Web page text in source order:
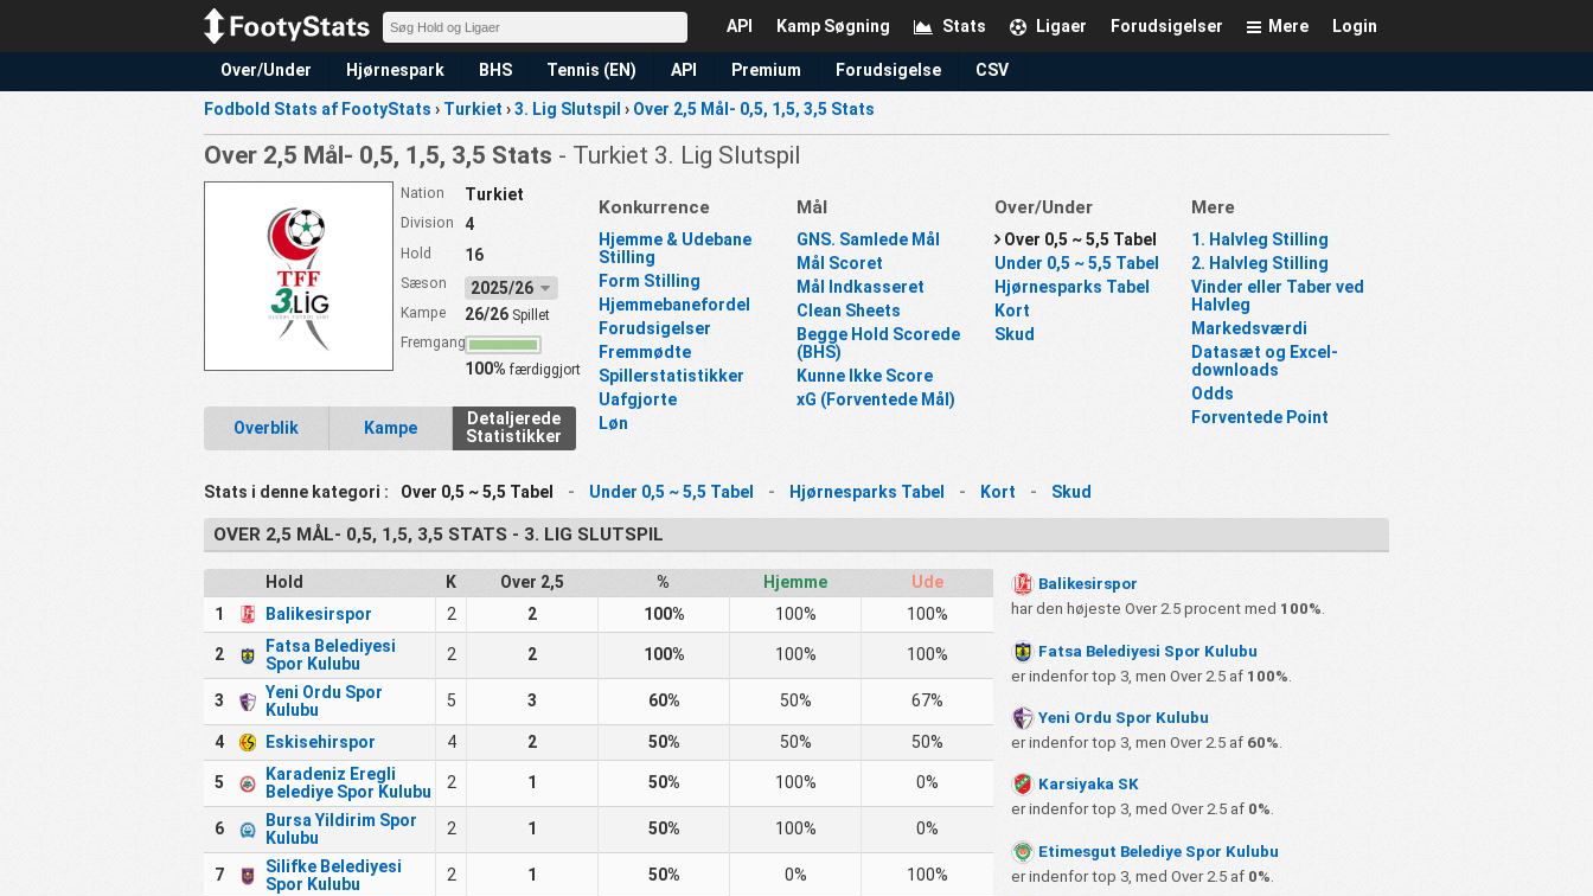
Login
Mere
Forudsigelser
Ligaer
Stats
Kamp Søgning
API
Over/Under Hjørnespark BHS Tennis (EN) API Premium Forudsigelse CSV
Fodbold Stats af FootyStats › Turkiet ›3. Lig Slutspil › Over 2,5 Mål- 0,5, 1,5, 3,5 Stats
Over 2,5 Mål- 0,5, 1,5, 3,5 Stats - Turkiet 3. Lig Slutspil
Nation Turkiet
Division 4
Hold 16
Sæson 2025/26
Kampe 26/26Spillet
Fremgang
100% færdiggjort
Overblik Kampe
Detaljerede
Statistikker
Konkurrence
Hjemme & Udebane
Stilling
Form Stilling
Hjemmebanefordel
Forudsigelser
Fremmødte
Spillerstatistikker
Uafgjorte
Løn
Mål
GNS. Samlede Mål
Mål Scoret
Mål Indkasseret
Clean Sheets
Begge Hold Scorede
(BHS)
Kunne Ikke Score
xG (Forventede Mål)
Over/Under
Over 0,5 ~ 5,5 Tabel
Under 0,5 ~ 5,5 Tabel
Hjørnesparks Tabel
Kort
Skud
Mere
1. Halvleg Stilling
2. Halvleg Stilling
Vinder eller Taber ved
Halvleg
Markedsværdi
Datasæt og Excel-
downloads
Odds
Forventede Point
Stats i denne kategori : Over 0,5 ~ 5,5 Tabel - Under 0,5 ~ 5,5 Tabel - Hjørnesparks Tabel - Kort - Skud
OVER 2,5 MÅL- 0,5, 1,5, 3,5 STATS - 3. LIG SLUTSPIL
Hold K Over 2,5 % Hjemme
Ude
1
Balikesirspor 2 2 100% 100% 100%
2
Fatsa Belediyesi
Spor Kulubu
2 2 100% 100% 100%
3
Yeni Ordu Spor
Kulubu
5 3 60% 50% 67%
4 Eskisehirspor 4 2 50% 50% 50%
5
Karadeniz Eregli
Belediye Spor Kulubu
2 1 50% 100% 0%
6
Bursa Yildirim Spor
Kulubu
2 1 50% 100% 0%
7
Silifke Belediyesi
Spor Kulubu
2 1 50% 0% 100%
Balikesirspor
har den højeste Over 2.5 procent med 100%.
Fatsa Belediyesi Spor Kulubu
er indenfor top 3, men Over 2.5 af 100%
Yeni Ordu Spor Kulubu
er indenfor top 3, men Over 2.5 af 60%
Karsiyaka SK
er indenfor top 3, med Over 2.5 af 0%.
Etimesgut Belediye Spor Kulubu
er indenfor top 3, med Over 2.5 af 0%